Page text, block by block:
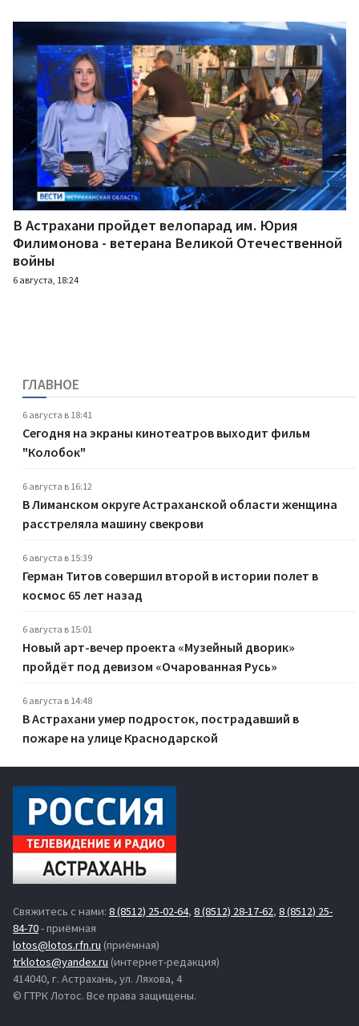
В Астрахани пройдет велопарад им. Юрия
Филимонова - ветерана Великой Отечественной
войны
6 августа, 18:24
ГЛАВНОЕ
6 августа в 18:41
Сегодня на экраны кинотеатров выходит фильм
"Колобок"
6 августа в 16:12
В Лиманском округе Астраханской области женщина
расстреляла машину свекрови
6 августа в 15:39
Герман Титов совершил второй в истории полет в
космос 65 лет назад
6 августа в 15:01
Новый арт-вечер проекта «Музейный дворик»
пройдёт под девизом «Очарованная Русь»
6 августа в 14:48
В Астрахани умер подросток, пострадавший в
пожаре на улице Краснодарской
Свяжитесь с нами: 8 (8512) 25-02-64, 8 (8512) 28-17-62, 8 (8512) 25-
84-70- приёмная
lotos@lotos.rfn.ru (приёмная)
trklotos@yandex.ru (интернет-редакция)
414040, г. Астрахань, ул. Ляхова, 4
© ГТРК Лотос. Все права защищены.